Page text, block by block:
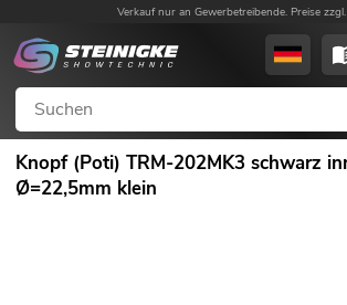
Verkauf nur an Gewerbetreibende. Preise
Knopf (Poti) TRM-202MK3 schwarz
Ø=22,5mm klein